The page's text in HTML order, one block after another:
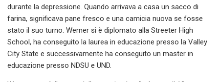
durante la depressione. Quando arrivava a casa un sacco di
farina, significava pane fresco e una camicia nuova se fosse
stato il suo turno. Werner si è diplomato alla Streeter High
School, ha conseguito la laurea in educazione presso la Valley
City State e successivamente ha conseguito un master in
educazione presso NDSU e UND.